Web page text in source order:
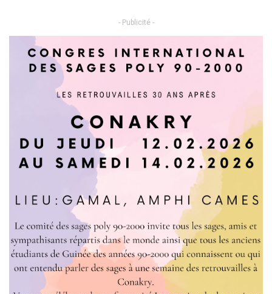
- Publicité -